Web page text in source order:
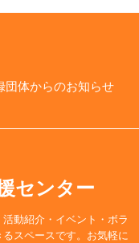
団体からのお知らせ
センター
動紹介・イベント・ボラ
スペースです。お気軽に